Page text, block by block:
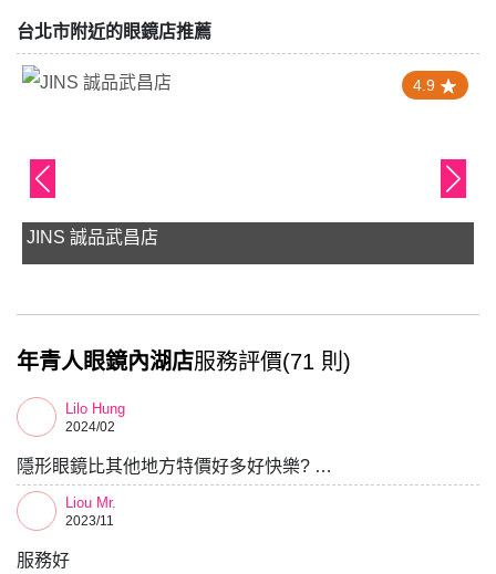
台北市附近的眼鏡店推薦
年青人眼鏡內湖店服務評價(71 則)
Lilo Hung
2024/02
隱形眼鏡比其他地方特價好多好快樂? …
Liou Mr.
2023/11
服務好